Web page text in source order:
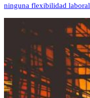
ninguna flexibilidad laboral